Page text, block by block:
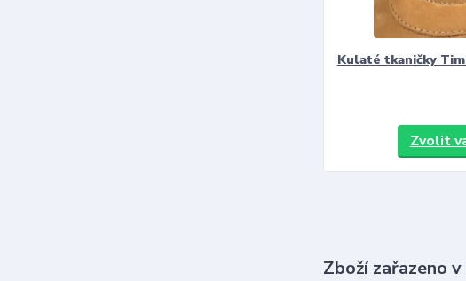
Kulaté tkaničky
Zvolit
Zboží zařazeno